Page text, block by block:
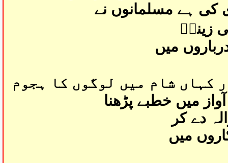
کی ہے مسلمانوں نے
زینبؑ
میں
کہاں شام میں لوگوں کا ہجوم
میں خطبے پڑھنا
دے کر
میں